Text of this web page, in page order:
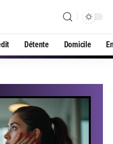
Détente Domicile